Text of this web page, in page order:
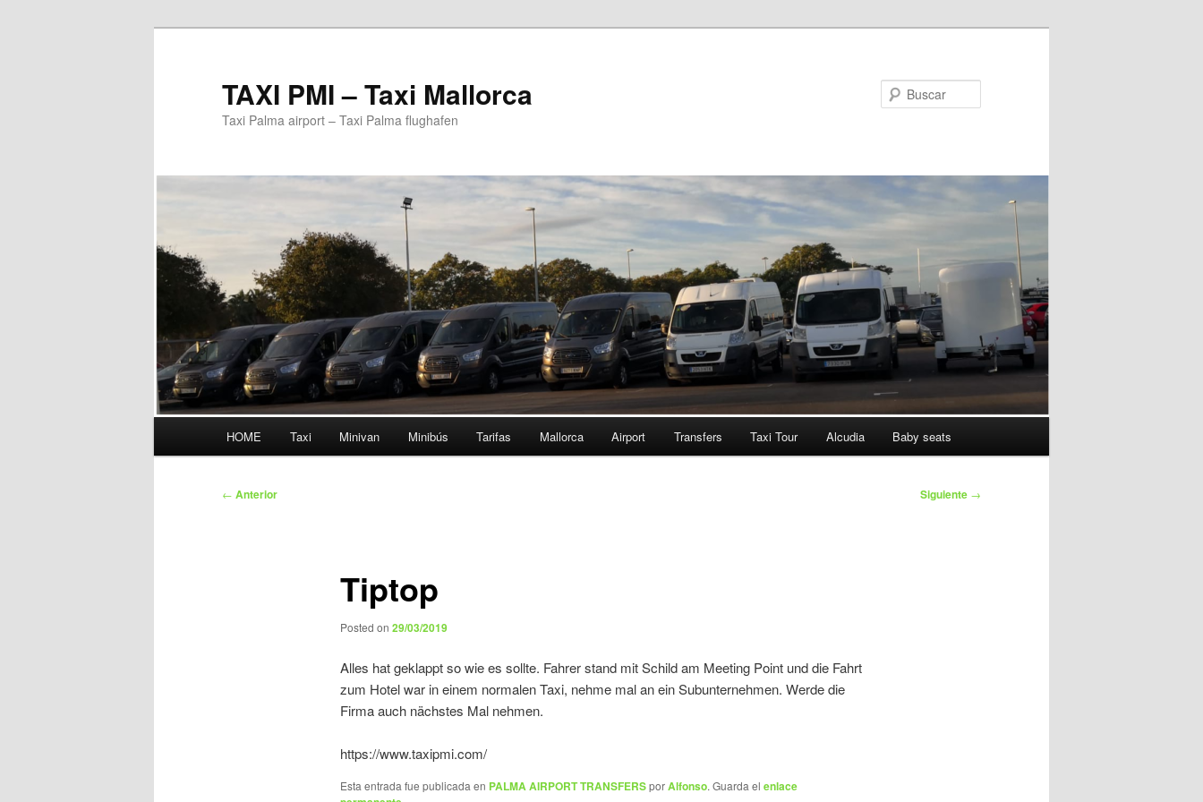
TAXI PMI – Taxi Mallorca
Taxi Palma airport – Taxi Palma flughafen
HOME Taxi Minivan Minibús Tarifas Mallorca Airport Transfers Taxi Tour Alcudia Baby seats
Navegación
← Anterior Siguiente →
Tiptop
Posted on 29/03/2019
Alles hat geklappt so wie es sollte. Fahrer stand mit Schild am Meeting Point und die Fahrt
zum Hotel war in einem normalen Taxi, nehme mal an ein Subunternehmen. Werde die
Firma auch nächstes Mal nehmen.
https://www.taxipmi.com/
Esta entrada fue publicada en PALMA AIRPORT TRANSFERSporAlfonso. Guarda el enlace